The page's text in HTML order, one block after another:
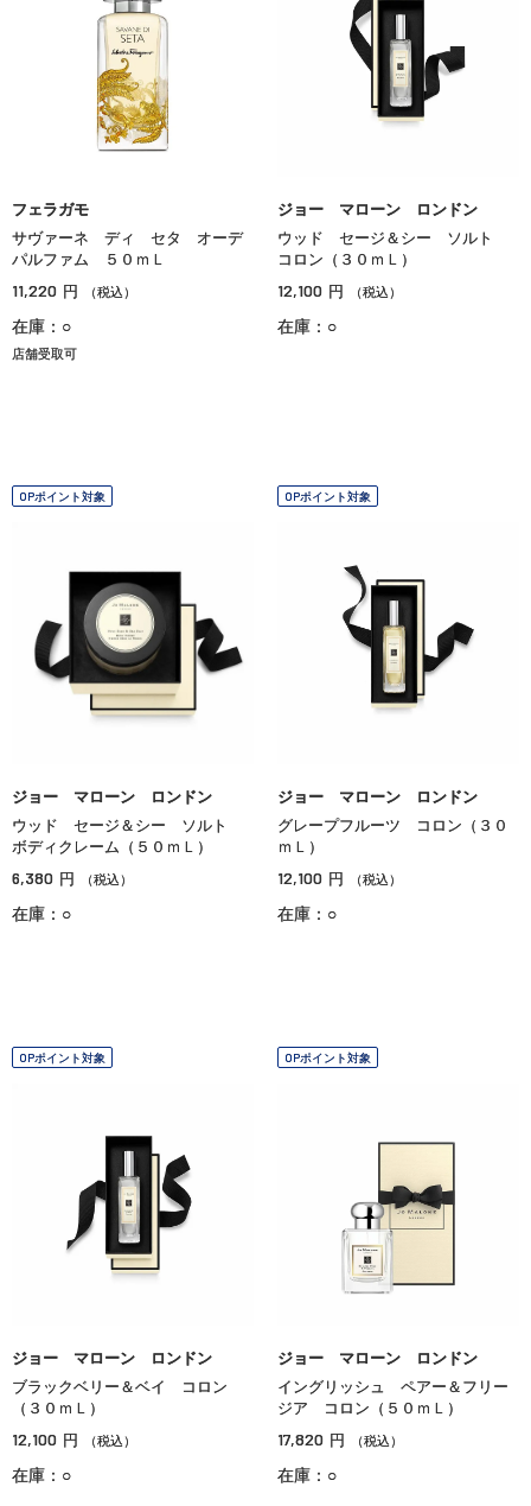
フェラガモ
サヴァーネ ディ セタ オーデ
パルファム ５０ｍＬ
11,220 円 （税込）
在庫：○
店舗受取可
ジョー マローン ロンドン
ウッド セージ＆シー ソルト
コロン（３０ｍＬ）
12,100 円 （税込）
在庫：○
OPポイント対象
ジョー マローン ロンドン
ウッド セージ＆シー ソルト
ボディクレーム（５０ｍＬ）
6,380 円 （税込）
在庫：○
OPポイント対象
ジョー マローン ロンドン
グレープフルーツ コロン（３０
ｍＬ）
12,100 円 （税込）
在庫：○
OPポイント対象
ジョー マローン ロンドン
ブラックベリー＆ベイ コロン
（３０ｍＬ）
12,100 円 （税込）
在庫：○
OPポイント対象
ジョー マローン ロンドン
イングリッシュ ペアー＆フリー
ジア コロン（５０ｍＬ）
17,820 円 （税込）
在庫：○